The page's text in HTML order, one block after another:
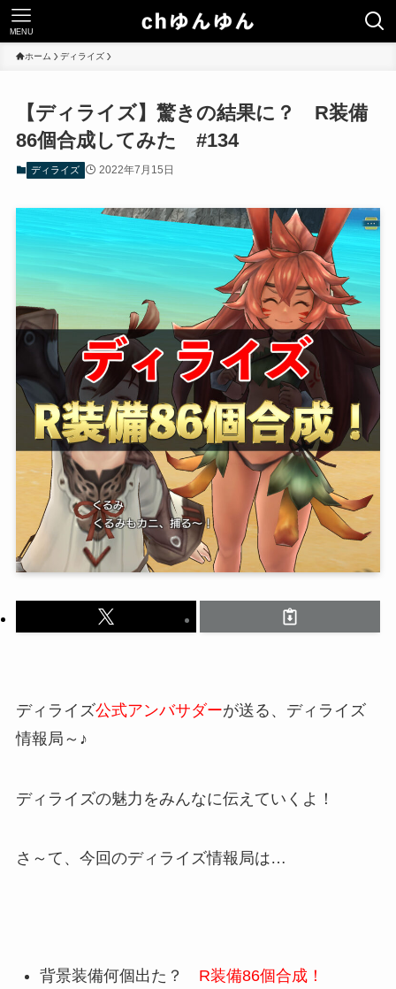
MENU
ホーム ディライズ
【ディライズ】驚きの結果に？ R装備
86個合成してみた #134
ディライズ 2022年7月15日
ディライズ公式アンバサダーが送る、ディライズ
情報局～♪
ディライズの魅力をみんなに伝えていくよ！
さ～て、今回のディライズ情報局は…
背景装備何個出た？ R装備86個合成！